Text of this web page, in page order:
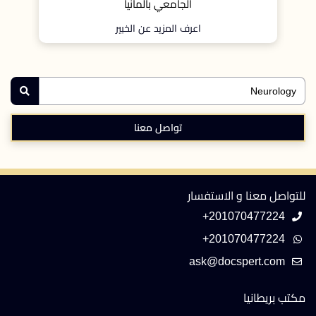
الجامعي، ومحاضر بكلية الطب بجامعة واريك
اعرف المزيد عن الخبير
تواصل معنا
للتواصل معنا و الاستفسار
+201070477224
+201070477224
مكتب بريطانيا